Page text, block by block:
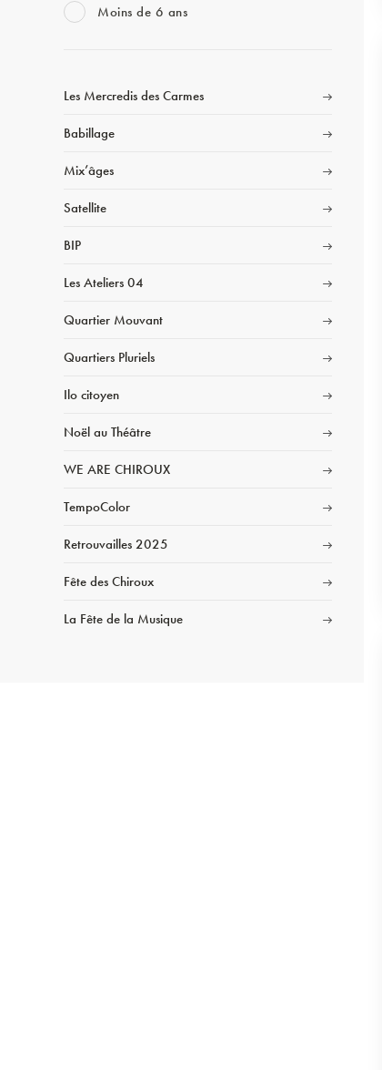
Moins de 6 ans
Les Mercredis des Carmes
Babillage
Mix’âges
Satellite
BIP
Les Ateliers 04
Quartier Mouvant
Quartiers Pluriels
Ilo citoyen
Noël au Théâtre
WE ARE CHIROUX
TempoColor
Retrouvailles 2025
Fête des Chiroux
La Fête de la Musique